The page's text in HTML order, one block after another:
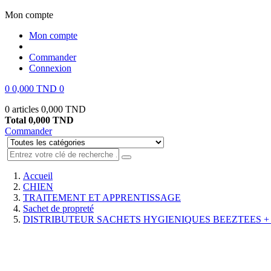
Mon compte
Mon compte
Commander
Connexion
0 0,000 TND 0
0 articles 0,000 TND
Total 0,000 TND
Commander
Accueil
CHIEN
TRAITEMENT ET APPRENTISSAGE
Sachet de propreté
DISTRIBUTEUR SACHETS HYGIENIQUES BEEZTEES +